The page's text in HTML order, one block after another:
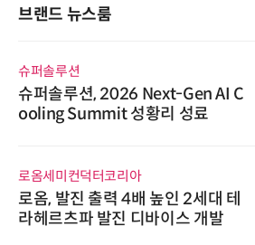
브랜드 뉴스룸
슈퍼솔루션
슈퍼솔루션, 2026 Next-Gen AI C
ooling Summit 성황리 성료
로옴세미컨덕터코리아
로옴, 발진 출력 4배 높인 2세대 테
라헤르츠파 발진 디바이스 개발